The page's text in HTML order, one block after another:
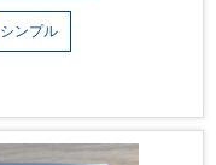
シンプル